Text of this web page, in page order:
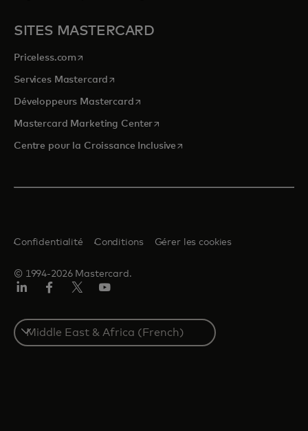
SITES MASTERCARD
Priceless.com s’ouvre dans un nouvel onglet
Services Mastercard s’ouvre dans un nouvel onglet
Développeurs Mastercards’ouvre dans un nouvel onglet
Mastercard Marketing Centers’ouvre dans un nouvel onglet
Centre pour la Croissance Inclusive s’ouvre dans un nouvel
© 1994-2026 Mastercard.
Confidentialité Conditions Gérer les cookies
Select
a
country